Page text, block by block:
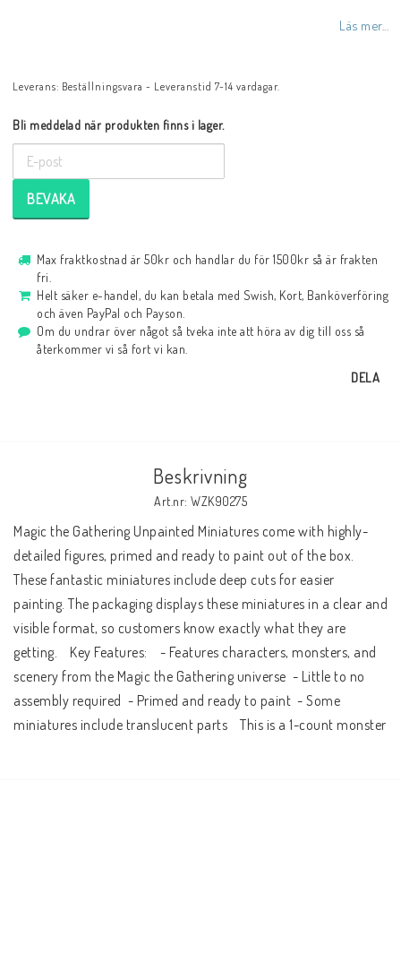
Läs mer...
Leverans: Beställningsvara - Leveranstid 7-14 vardagar.
Bli meddelad när produkten finns i lager.
BEVAKA
Max fraktkostnad är 50kr och handlar du för 1500kr så är frakten
fri.
Helt säker e-handel, du kan betala med Swish, Kort, Banköverföring
och även PayPal och Payson.
Om du undrar över något så tveka inte att höra av dig till oss så
återkommer vi så fort vi kan.
DELA
Beskrivning
Art.nr: WZK90275
Magic the Gathering Unpainted Miniatures come with highly-
detailed figures, primed and ready to paint out of the box.
These fantastic miniatures include deep cuts for easier
painting. The packaging displays these miniatures in a clear and
visible format, so customers know exactly what they are
getting.    Key Features:    - Features characters, monsters, and
scenery from the Magic the Gathering universe  - Little to no
assembly required  - Primed and ready to paint  - Some
miniatures include translucent parts    This is a 1-count monster